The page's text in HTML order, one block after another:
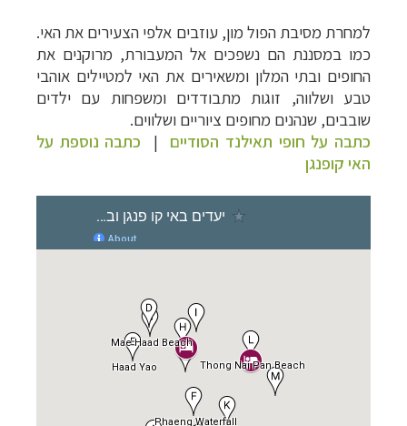
למחרת מסיבת הפול מון, עוזבים אלפי הצעירים את האי.
כמו במסננת הם נשפכים אל המעבורת, מרוקנים את
החופים ובתי המלון ומשאירים את האי למטיילים אוהבי
טבע ושלווה, זוגות מתבודדים ומשפחות עם ילדים
שובבים, שנהנים מחופים ציוריים ושלווים.
כתבה על חופי תאילנד הסודיים | כתבה נוספת על
האי קופנגן